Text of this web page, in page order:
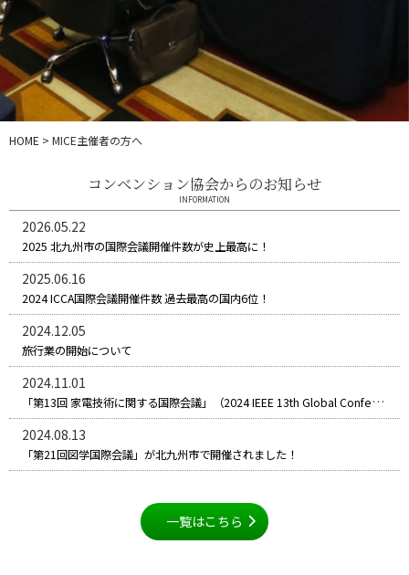
HOME > MICE主催者の方へ
コンベンション協会からのお知らせ
INFORMATION
2026.05.22
2025 北九州市の国際会議開催件数が史上最高に！
2025.06.16
2024 ICCA国際会議開催件数 過去最高の国内6位！
2024.12.05
旅行業の開始について
2024.11.01
「第13回 家電技術に関する国際会議」（2024 IEEE 13th Global Conference on Consumer Electronics（IEEE GCCE 2024）が10月29日（火）～11月1日(金)に北九州市で開催されました！
2024.08.13
「第21回図学国際会議」が北九州市で開催されました！
一覧はこちら